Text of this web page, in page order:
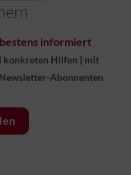
informiert
konkreten Hilfen | mit
Abonnenten